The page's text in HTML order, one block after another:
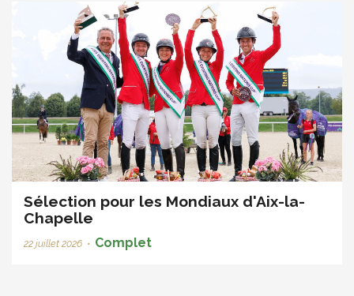
Sélection pour les Mondiaux d'Aix-la-
Chapelle
22 juillet 2026 • Complet